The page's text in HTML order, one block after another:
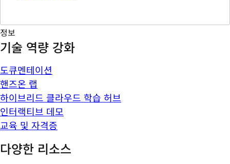
정보
기술 역량 강화
도큐멘테이션
핸즈온 랩
하이브리드 클라우드 학습 허브
인터랙티브 데모
교육 및 자격증
다양한 리소스